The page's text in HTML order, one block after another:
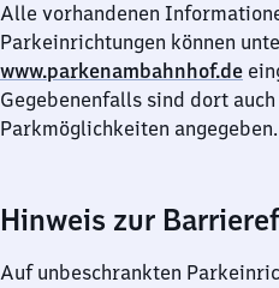
Alle vorhandenen
Parkeinrichtungen können
www.parkenambahnhof.de
Gegebenenfalls sind dort
Parkmöglichkeiten angegeben.
Hinweis zur
Auf unbeschrankten